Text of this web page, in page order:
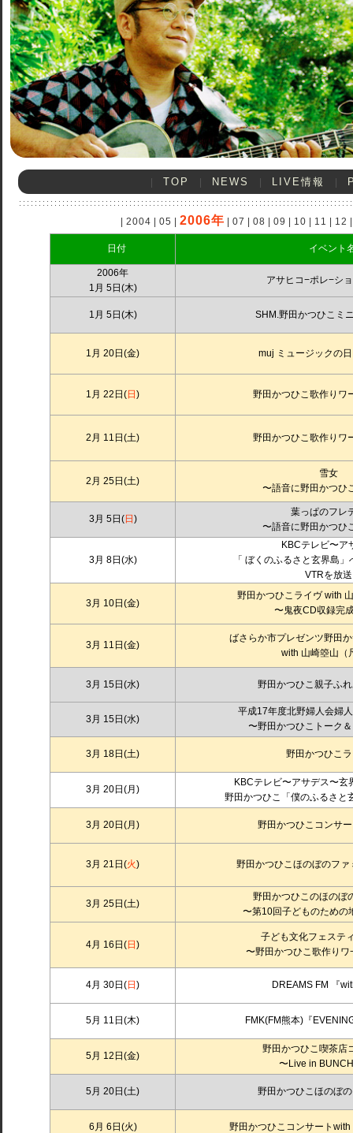
TOP NEWS LIVE情報
2004 05 2006年 07 08 09 10 11 12
日付 イベント
2006年
1月 5日(木)
アサヒコ−ポレ−シ
1月 5日(木) SHM.野田かつひこミ
1月 20日(金) muj ミュージックの
1月 22日(日 ) 野田かつひこ歌作りワ
2月 11日(土) 野田かつひこ歌作りワ
2月 25日(土)
雪女
〜語音に野田かつひ
3月 5日(日 )
葉っぱのフレ
〜語音に野田かつひ
3月 8日(水)
KBCテレビ〜ア
「 ぼくのふるさと玄界島
VTRを放送
3月 10日(金)
野田かつひこライヴwith
〜鬼夜CD収録完
3月 11日(金)
ばさらか市プレゼンツ野田
with 山崎箜山（
3月 15日(水) 野田かつひこ親子ふ
3月 15日(水)
平成17年度北野婦人会婦
〜野田かつひこトーク
3月 18日(土) 野田かつひこ
3月 20日(月)
KBCテレビ〜アサデス〜玄
野田かつひこ「僕のふるさと
3月 20日(月) 野田かつひこコンサ
3月 21日(火) 野田かつひこほのぼのファ
3月 25日(土)
野田かつひこのほのぼ
〜第10回子どものための
4月 16日(日 )
子ども文化フェステ
〜野田かつひこ歌作りワ
4月 30日(日 ) DREAMS FM 『
5月 11日(木) FMK(FM熊本)『
5月 12日(金)
野田かつひこ喫茶店
〜Live in
5月 20日(土) 野田かつひこほのぼ
6月 6日(火) 野田かつひこコンサート with